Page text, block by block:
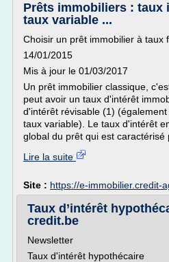
Prêts immobiliers : taux
taux variable ...
Choisir un prêt immobilier à taux
14/01/2015
Mis à jour le 01/03/2017
Un prêt immobilier classique,
peut avoir un taux d'intérêt
d'intérêt révisable (1)
taux variable). Le taux d'intérêt
global du prêt qui est caractérisé
Lire la suite
Site : https://e-immobilier.credit-
Taux d’intérêt
credit.be
Newsletter
Taux d'intérêt hypothécaire